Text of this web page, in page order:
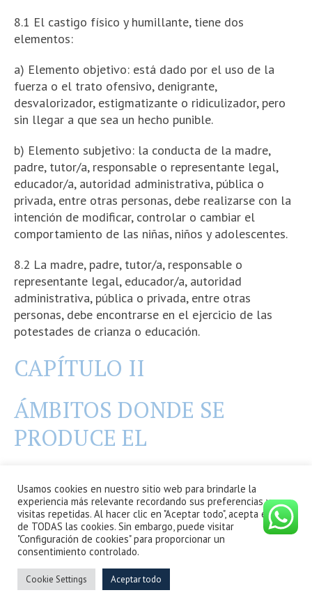
8.1 El castigo físico y humillante, tiene dos
elementos:
a) Elemento objetivo: está dado por el uso de la
fuerza o el trato ofensivo, denigrante,
desvalorizador, estigmatizante o ridiculizador, pero
sin llegar a que sea un hecho punible.
b) Elemento subjetivo: la conducta de la madre,
padre, tutor/a, responsable o representante legal,
educador/a, autoridad administrativa, pública o
privada, entre otras personas, debe realizarse con la
intención de modificar, controlar o cambiar el
comportamiento de las niñas, niños y adolescentes.
8.2 La madre, padre, tutor/a, responsable o
representante legal, educador/a, autoridad
administrativa, pública o privada, entre otras
personas, debe encontrarse en el ejercicio de las
potestades de crianza o educación.
CAPÍTULO II
ÁMBITOS DONDE SE
PRODUCE EL
CASTIGO FÍSICO Y
HUMILLANTE
Artículo 9.- En el hogar
Las niñas, niños y adolescentes, sin excepción, tienen
derecho al buen trato y por lo tanto, las madres,
Usamos cookies en nuestro sitio web para brindarle la
experiencia más relevante recordando sus preferencias y
visitas repetidas. Al hacer clic en "Aceptar todo", acepta el uso
de TODAS las cookies. Sin embargo, puede visitar
"Configuración de cookies" para proporcionar un
consentimiento controlado.
Cookie Settings Aceptar todo